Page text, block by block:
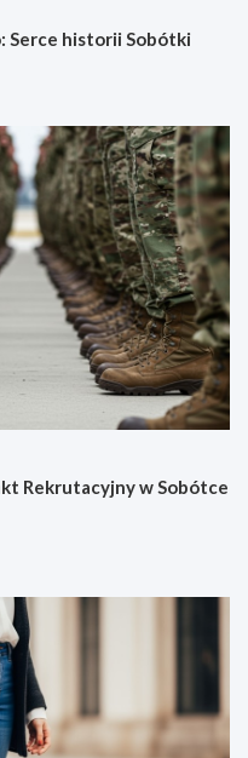
Serce historii Sobótki
Rekrutacyjny w Sobótce